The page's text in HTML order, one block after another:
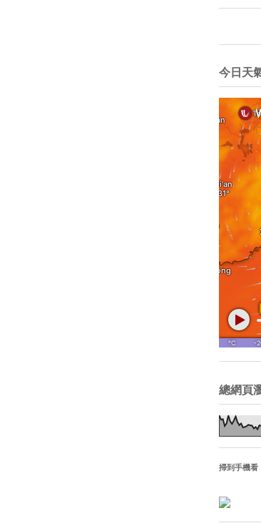
今日天
總網頁
掃到手機看